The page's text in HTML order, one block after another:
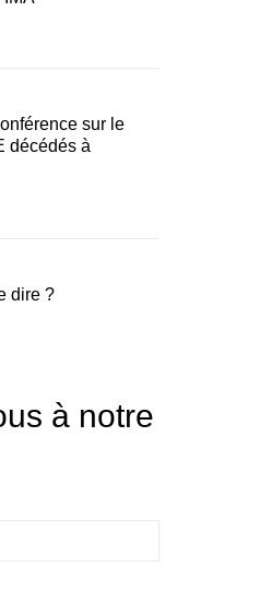
sur le
décédés à
dire ?
à notre